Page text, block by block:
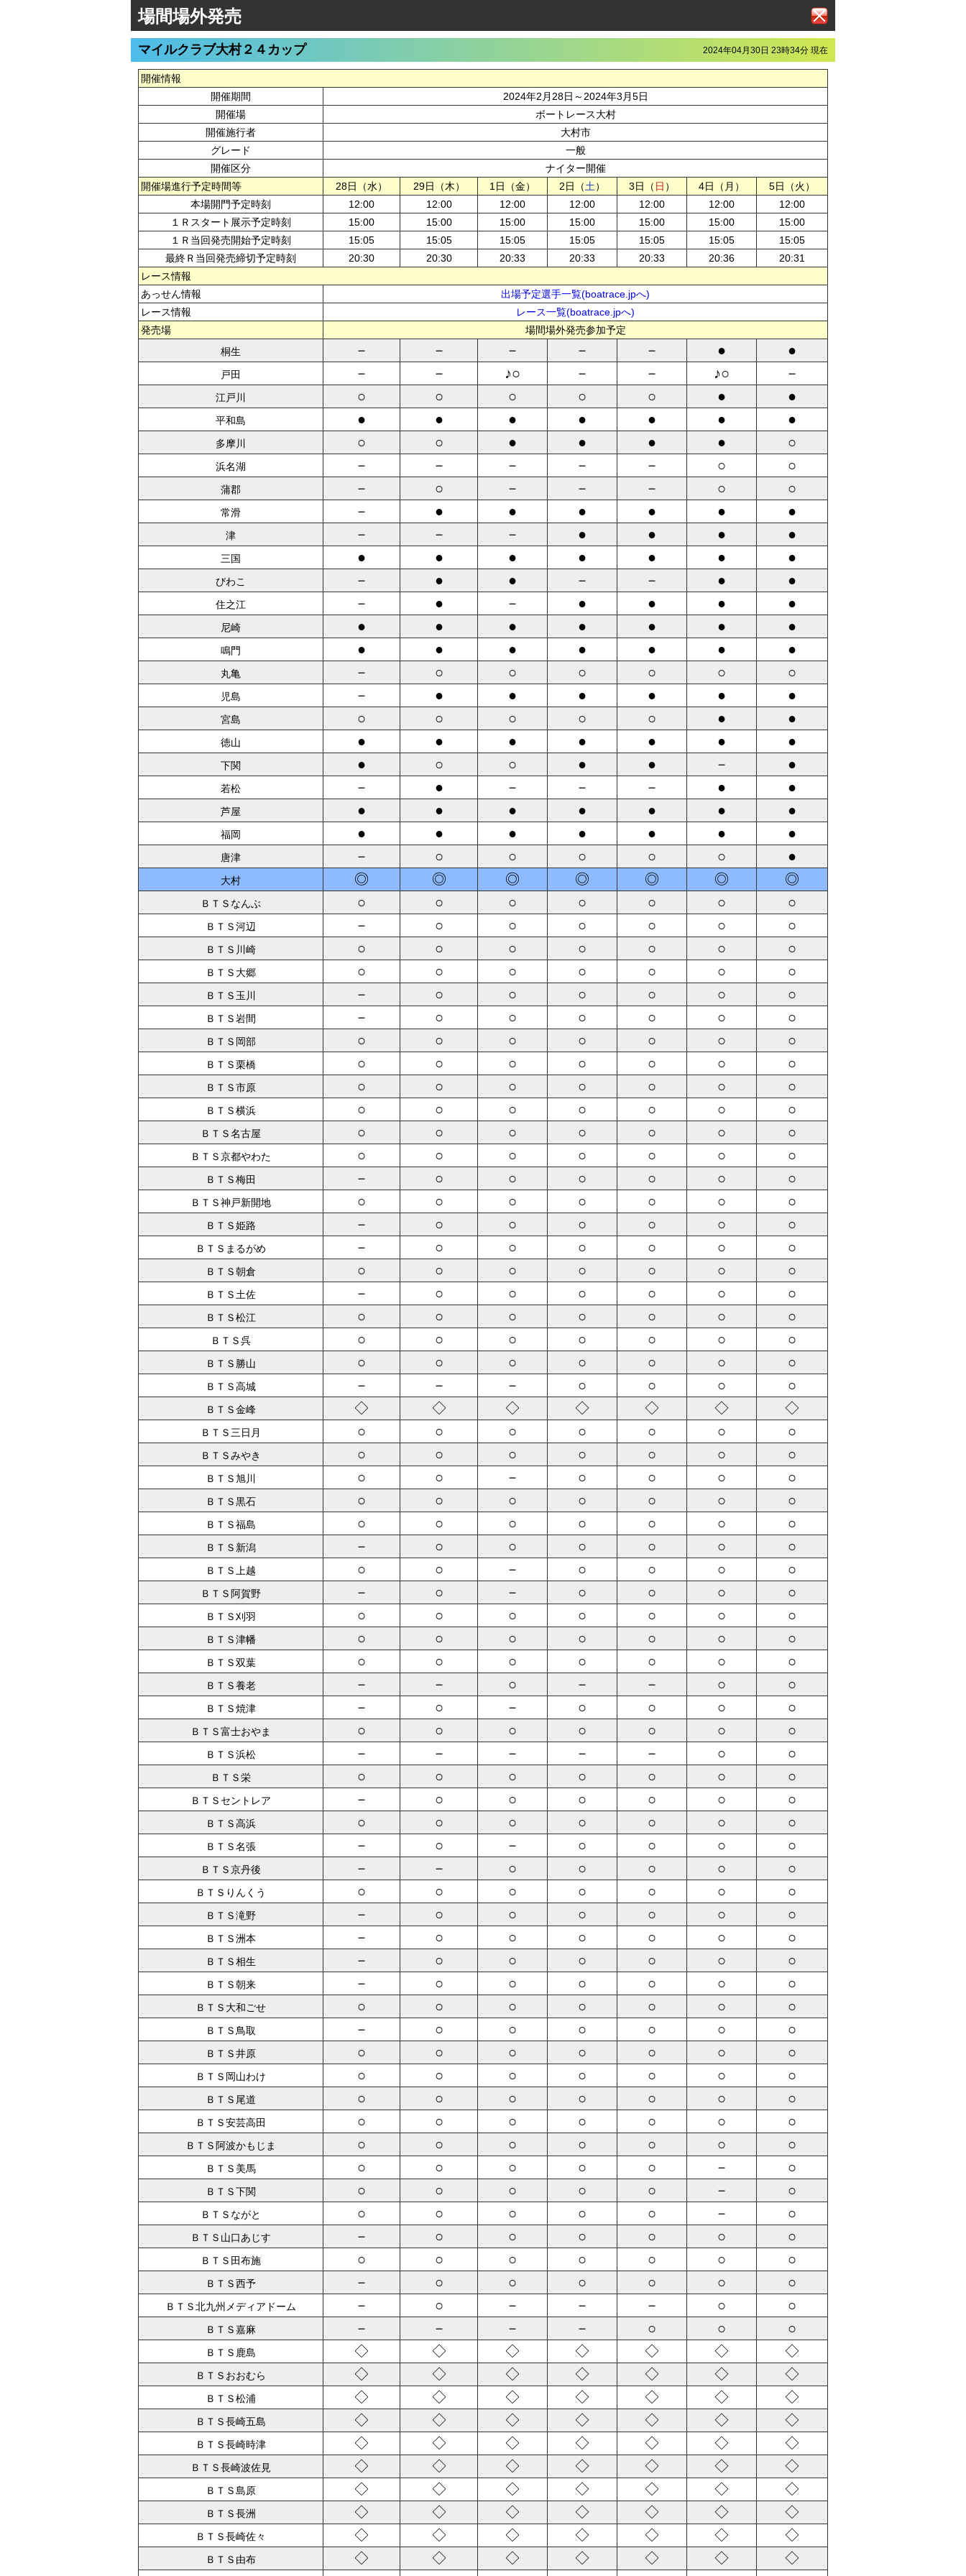
場間場外発売
2024年04月30日 23時34分 現在
マイルクラブ大村２４カップ
開催情報
開催期間
2024年2月28日～2024年3月5日
開催場
ボートレース大村
開催施行者
大村市
グレード
一般
開催区分
ナイター開催
開催場進行予定時間等
28日（水） 29日（木） 1日（金） 2日（土） 3日（ 日 ） 4日（月）
5日（火）
本場開門予定時刻
12:00 12:00 12:00 12:00 12:00 12:00
12:00
１Ｒスタート展示予定時刻
15:00 15:00 15:00 15:00 15:00 15:00
15:00
１Ｒ当回発売開始予定時刻
15:05 15:05 15:05 15:05 15:05 15:05
15:05
最終Ｒ当回発売締切予定時刻
20:30 20:30 20:33 20:33 20:33 20:36
20:31
レース情報
あっせん情報
出場予定選手一覧(boatrace.jpへ)
レース情報
レース一覧(boatrace.jpへ)
発売場
場間場外発売参加予定
桐生
－ － － － － ● ●
戸田 － － ♪○ － － ♪○ －
江戸川 ○ ○ ○ ○ ○ ● ●
平和島 ● ● ● ● ● ● ●
多摩川 ○ ○ ● ● ● ● ○
浜名湖 － － － － － ○ ○
蒲郡 － ○ － － － ○ ○
常滑 － ● ● ● ● ● ●
津 － － － ● ● ● ●
三国 ● ● ● ● ● ● ●
びわこ － ● ● － － ● ●
住之江 － ● － ● ● ● ●
尼崎 ● ● ● ● ● ● ●
鳴門 ● ● ● ● ● ● ●
丸亀 － ○ ○ ○ ○ ○ ○
児島 － ● ● ● ● ● ●
宮島 ○ ○ ○ ○ ○ ● ●
徳山 ● ● ● ● ● ● ●
下関 ● ○ ○ ● ● － ●
若松 － ● － － － ● ●
芦屋 ● ● ● ● ● ● ●
福岡 ● ● ● ● ● ● ●
唐津 － ○ ○ ○ ○ ○ ●
大村 ◎ ◎ ◎ ◎ ◎ ◎ ◎
ＢＴＳなんぶ ○ ○ ○ ○ ○ ○ ○
ＢＴＳ河辺 － ○ ○ ○ ○ ○ ○
ＢＴＳ川崎 ○ ○ ○ ○ ○ ○ ○
ＢＴＳ大郷 ○ ○ ○ ○ ○ ○ ○
ＢＴＳ玉川 － ○ ○ ○ ○ ○ ○
ＢＴＳ岩間 － ○ ○ ○ ○ ○ ○
ＢＴＳ岡部 ○ ○ ○ ○ ○ ○ ○
ＢＴＳ栗橋 ○ ○ ○ ○ ○ ○ ○
ＢＴＳ市原 ○ ○ ○ ○ ○ ○ ○
ＢＴＳ横浜 ○ ○ ○ ○ ○ ○ ○
ＢＴＳ名古屋 ○ ○ ○ ○ ○ ○ ○
ＢＴＳ京都やわた ○ ○ ○ ○ ○ ○ ○
ＢＴＳ梅田 － ○ ○ ○ ○ ○ ○
ＢＴＳ神戸新開地 ○ ○ ○ ○ ○ ○ ○
ＢＴＳ姫路 － ○ ○ ○ ○ ○ ○
ＢＴＳまるがめ － ○ ○ ○ ○ ○ ○
ＢＴＳ朝倉 ○ ○ ○ ○ ○ ○ ○
ＢＴＳ土佐 － ○ ○ ○ ○ ○ ○
ＢＴＳ松江 ○ ○ ○ ○ ○ ○ ○
ＢＴＳ呉 ○ ○ ○ ○ ○ ○ ○
ＢＴＳ勝山 ○ ○ ○ ○ ○ ○ ○
ＢＴＳ高城 － － － ○ ○ ○ ○
ＢＴＳ金峰 ◇ ◇ ◇ ◇ ◇ ◇ ◇
ＢＴＳ三日月 ○ ○ ○ ○ ○ ○ ○
ＢＴＳみやき ○ ○ ○ ○ ○ ○ ○
ＢＴＳ旭川 ○ ○ － ○ ○ ○ ○
ＢＴＳ黒石 ○ ○ ○ ○ ○ ○ ○
ＢＴＳ福島 ○ ○ ○ ○ ○ ○ ○
ＢＴＳ新潟 － ○ ○ ○ ○ ○ ○
ＢＴＳ上越 ○ ○ － ○ ○ ○ ○
ＢＴＳ阿賀野 － ○ － ○ ○ ○ ○
ＢＴＳ刈羽 ○ ○ ○ ○ ○ ○ ○
ＢＴＳ津幡 ○ ○ ○ ○ ○ ○ ○
ＢＴＳ双葉 ○ ○ ○ ○ ○ ○ ○
ＢＴＳ養老 － － ○ － － ○ ○
ＢＴＳ焼津 － ○ － ○ ○ ○ ○
ＢＴＳ富士おやま ○ ○ ○ ○ ○ ○ ○
ＢＴＳ浜松 － － － － － ○ ○
ＢＴＳ栄 ○ ○ ○ ○ ○ ○ ○
ＢＴＳセントレア － ○ ○ ○ ○ ○ ○
ＢＴＳ高浜 ○ ○ ○ ○ ○ ○ ○
ＢＴＳ名張 － ○ － ○ ○ ○ ○
ＢＴＳ京丹後 － － ○ ○ ○ ○ ○
ＢＴＳりんくう ○ ○ ○ ○ ○ ○ ○
ＢＴＳ滝野 － ○ ○ ○ ○ ○ ○
ＢＴＳ洲本 － ○ ○ ○ ○ ○ ○
ＢＴＳ相生 － ○ ○ ○ ○ ○ ○
ＢＴＳ朝来 － ○ ○ ○ ○ ○ ○
ＢＴＳ大和ごせ ○ ○ ○ ○ ○ ○ ○
ＢＴＳ鳥取 － ○ ○ ○ ○ ○ ○
ＢＴＳ井原 ○ ○ ○ ○ ○ ○ ○
ＢＴＳ岡山わけ ○ ○ ○ ○ ○ ○ ○
ＢＴＳ尾道 ○ ○ ○ ○ ○ ○ ○
ＢＴＳ安芸高田 ○ ○ ○ ○ ○ ○ ○
ＢＴＳ阿波かもじま ○ ○ ○ ○ ○ ○ ○
ＢＴＳ美馬 ○ ○ ○ ○ ○ － ○
ＢＴＳ下関 ○ ○ ○ ○ ○ － ○
ＢＴＳながと ○ ○ ○ ○ ○ － ○
ＢＴＳ山口あじす － ○ ○ ○ ○ ○ ○
ＢＴＳ田布施 ○ ○ ○ ○ ○ ○ ○
ＢＴＳ西予 － ○ ○ ○ ○ ○ ○
ＢＴＳ北九州メディアドーム － ○ － － － ○ ○
ＢＴＳ嘉麻 － － － － ○ ○ ○
ＢＴＳ鹿島 ◇ ◇ ◇ ◇ ◇ ◇ ◇
ＢＴＳおおむら ◇ ◇ ◇ ◇ ◇ ◇ ◇
ＢＴＳ松浦 ◇ ◇ ◇ ◇ ◇ ◇ ◇
ＢＴＳ長崎五島 ◇ ◇ ◇ ◇ ◇ ◇ ◇
ＢＴＳ長崎時津 ◇ ◇ ◇ ◇ ◇ ◇ ◇
ＢＴＳ長崎波佐見 ◇ ◇ ◇ ◇ ◇ ◇ ◇
ＢＴＳ島原 ◇ ◇ ◇ ◇ ◇ ◇ ◇
ＢＴＳ長洲 ◇ ◇ ◇ ◇ ◇ ◇ ◇
ＢＴＳ長崎佐々 ◇ ◇ ◇ ◇ ◇ ◇ ◇
ＢＴＳ由布 ◇ ◇ ◇ ◇ ◇ ◇
◇